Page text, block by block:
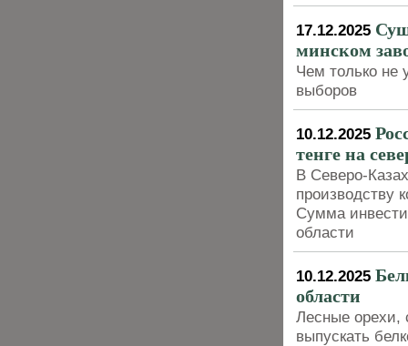
17.12.2025
минском
Чем только не
выборов
10.12.2025
тенге на
В Северо-
производству
Сумма
области
10.12.2025
области
Лесные орехи,
выпускать